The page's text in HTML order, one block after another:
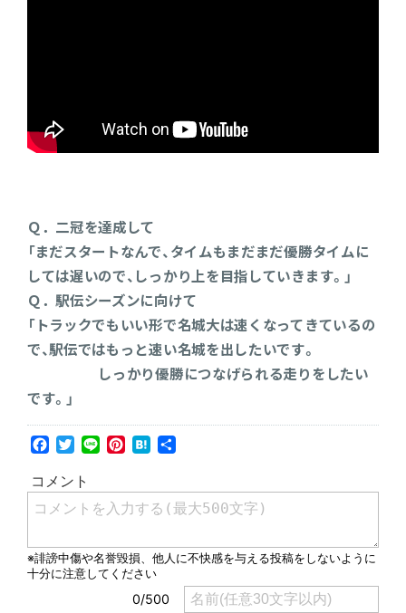
Ｑ．二冠を達成して
「まだスタートなんで、タイムもまだまだ優勝タイムに
しては遅いので、しっかり上を目指していきます。」
Ｑ．駅伝シーズンに向けて
「トラックでもいい形で名城大は速くなってきているの
で、駅伝ではもっと速い名城を出したいです。
しっかり優勝につなげられる走りをしたい
です。」
Facebook
Twitter
LinePinterest
Hatena
共